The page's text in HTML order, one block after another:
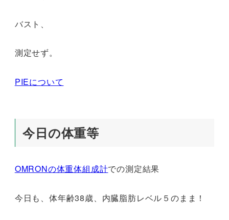
バスト、
測定せず。
PIEについて
今日の体重等
OMRONの体重体組成計での測定結果
今日も、体年齢38歳、内臓脂肪レベル５のまま！